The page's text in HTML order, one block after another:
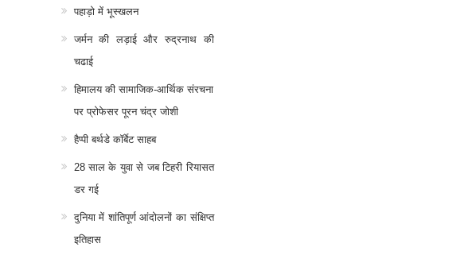
पहाड़ो में भूस्खलन
जर्मन की लड़ाई और रुद्रनाथ की
चढाई
हिमालय की सामाजिक-आर्थिक संरचना
पर प्रोफेसर पूरन चंद्र जोशी
हैप्पी बर्थडे कॉर्बेट साहब
28 साल के युवा से जब टिहरी रियासत
डर गई
दुनिया में शांतिपूर्ण आंदोलनों का संक्षिप्त
इतिहास